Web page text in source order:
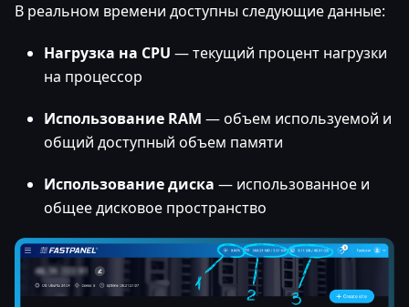
В реальном времени доступны следующие данные:
Нагрузка на CPU — текущий процент нагрузки
на процессор
Использование RAM — объем используемой и
общий доступный объем памяти
Использование диска — использованное и
общее дисковое пространство